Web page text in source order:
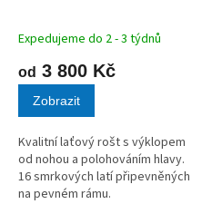
Expedujeme do 2 - 3 týdnů
od 3 800 Kč
Zobrazit
Kvalitní laťový rošt s výklopem
od nohou a polohováním hlavy.
16 smrkových latí připevněných
na pevném rámu.